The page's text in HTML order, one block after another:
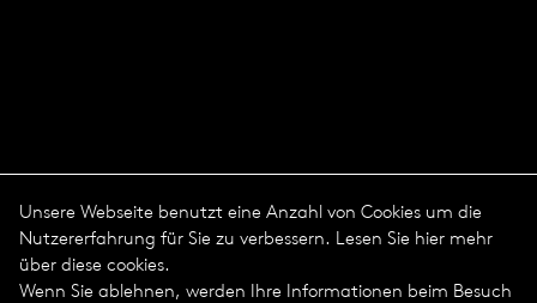
Unsere Webseite benutzt eine Anzahl von Cookies um die
Nutzererfahrung für Sie zu verbessern. Lesen Sie hier mehr
über diese cookies.
Wenn Sie ablehnen, werden Ihre Informationen beim Besuch